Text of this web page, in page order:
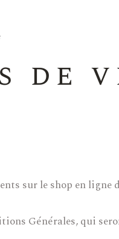
de
sur le shop en ligne
Générales, qui